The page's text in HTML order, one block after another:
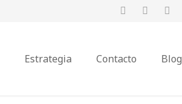
Estrategia Contacto Blog